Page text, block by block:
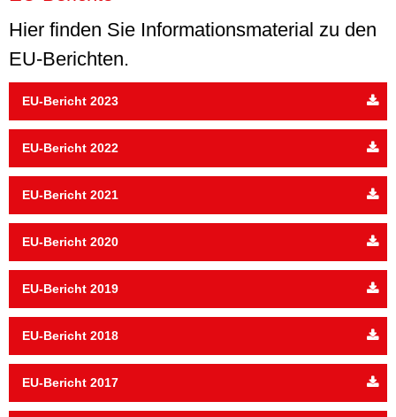
Hier finden Sie Informationsmaterial zu den
EU-Berichten.
EU-Bericht 2023
EU-Bericht 2022
EU-Bericht 2021
EU-Bericht 2020
EU-Bericht 2019
EU-Bericht 2018
EU-Bericht 2017